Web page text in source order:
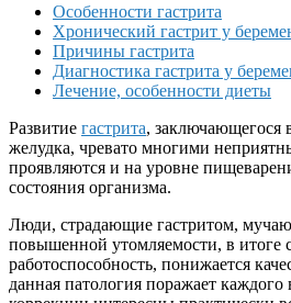
Особенности гастрита
Хронический гастрит у
Причины гастрита
Диагностика гастрита у
Лечение, особенности диеты
Развитие гастрита, заключающегося
желудка, чревато многими
проявляются и на уровне
состояния организма.
Люди, страдающие гастритом,
повышенной утомляемости, в итоге
работоспособность, понижается
данная патология поражает каждого